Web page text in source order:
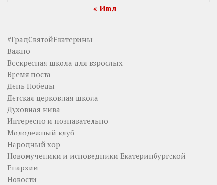
« Июл
#ГрадСвятойЕкатерины
Важно
Воскресная школа для взрослых
Время поста
День Победы
Детская церковная школа
Духовная нива
Интересно и познавательно
Молодежный клуб
Народный хор
Новомученики и исповедники Екатеринбургской
Епархии
Новости